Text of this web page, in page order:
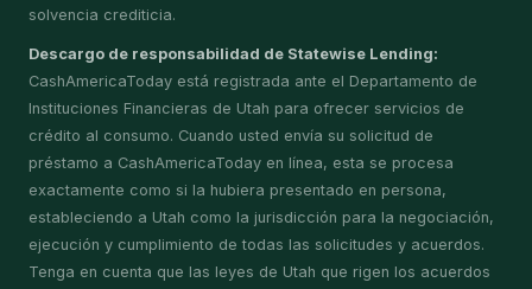
solvencia crediticia.
Descargo de responsabilidad de Statewise Lending:
CashAmericaToday está registrada ante el Departamento de
Instituciones Financieras de Utah para ofrecer servicios de
crédito al consumo. Cuando usted envía su solicitud de
préstamo a CashAmericaToday en línea, esta se procesa
exactamente como si la hubiera presentado en persona,
estableciendo a Utah como la jurisdicción para la negociación,
ejecución y cumplimiento de todas las solicitudes y acuerdos.
Tenga en cuenta que las leyes de Utah que rigen los acuerdos